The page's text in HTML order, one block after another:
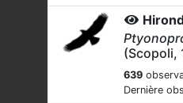
(Scopoli,
639
Dernière